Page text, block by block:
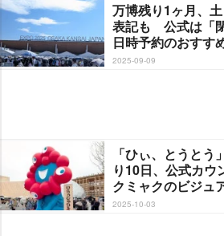
万博残り1ヶ月、
表記も 公式は「
日時予約のおすす
2025-09-09
「ひぃ、とうと
り10日、公式カ
クミャクのビジュ
2025-10-03